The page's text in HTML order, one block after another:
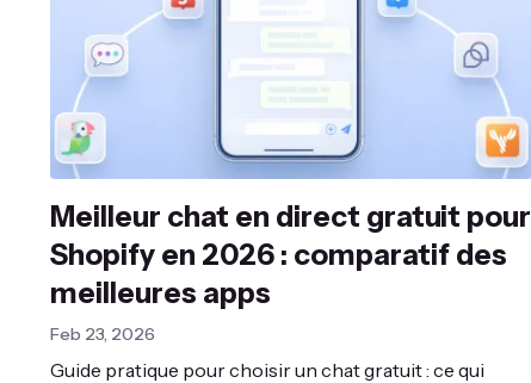
Meilleur chat en direct gratuit pour
Shopify en 2026 : comparatif des
meilleures apps
Feb 23, 2026
Guide pratique pour choisir un chat gratuit : ce qui